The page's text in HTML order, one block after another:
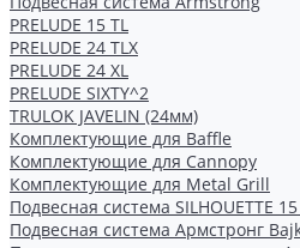
PRELUDE 15 TL
PRELUDE 24 TLX
PRELUDE 24 XL
PRELUDE SIXTY^2
TRULOK JAVELIN (24мм)
Комплектующие для Baffle
Комплектующие для Cannopy
Комплектующие для Metal Grill
Подвесная система SILHOUETTE 15
Подвесная система Армстронг